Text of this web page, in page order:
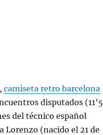
camiseta retro barcelona
disputados (11’5
del técnico español
Lorenzo (nacido el 21 de